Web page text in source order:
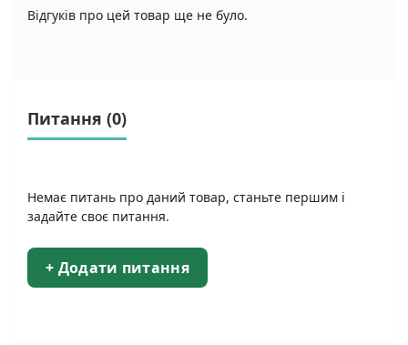
Відгуків про цей товар ще не було.
Питання (0)
Немає питань про даний товар, станьте першим і
задайте своє питання.
+ Додати питання